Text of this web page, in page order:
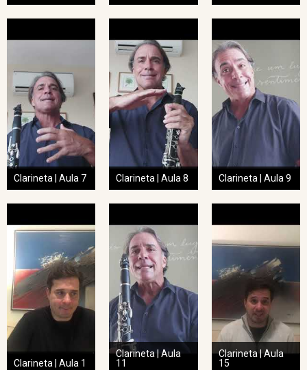
Clarineta | Aula 7 Clarineta | Aula 8 Clarineta | Aula 9
Clarineta | Aula 1
Clarineta | Aula
11
Clarineta | Aula
15